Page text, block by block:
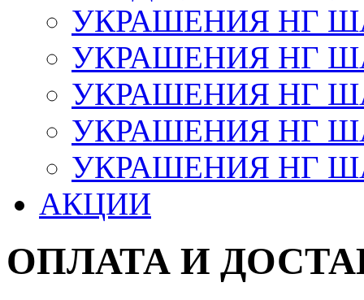
УКРАШЕНИЯ НГ
УКРАШЕНИЯ НГ
УКРАШЕНИЯ НГ
УКРАШЕНИЯ НГ
УКРАШЕНИЯ НГ
АКЦИИ
ОПЛАТА И